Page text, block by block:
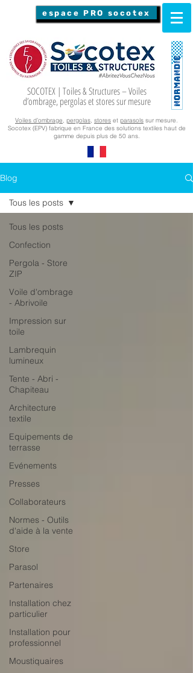
espace PRO socotex
SOCOTEX | Toiles & Structures – Voiles
d’ombrage, pergolas et stores sur mesure
Voiles d’ombrage, pergolas, stores et parasols sur mesure.
Socotex (EPV) fabrique en France des solutions textiles haut de
gamme depuis plus de 50 ans.
Blog
Tous les posts
Confection
Pergola - Store
ZIP
Voile d'ombrage
- Abrivoile
Impression sur
toile
Lambrequin
lumineux
Tente - Abri -
Chapiteau
Architecture
textile
Equipements de
terrasse
Evénements
Presses
Collaborateurs
Normes - Outils
d'aide à la vente
Store
Parasol
Partenaires
Installation chez
particulier
Installation pour
professionnel
Moustiquaires
Tous les posts